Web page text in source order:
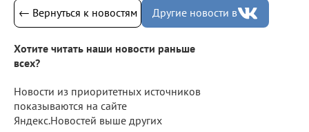
← Вернуться к новостям Другие новости в
Хотите читать наши новости раньше
всех?
Новости из приоритетных источников
показываются на сайте
Яндекс.Новостей выше других